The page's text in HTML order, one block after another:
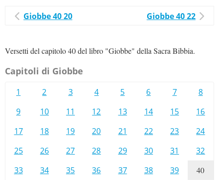
Giobbe 40 20 Giobbe 40 22
Versetti del capitolo 40 del libro "Giobbe" della Sacra Bibbia.
Capitoli di Giobbe
1 2 3 4 5 6 7
8
9
10 11 12 13 14 15
16
17
18 19 20 21 22 23
24
25
26 27 28 29 30 31
32
33
34 35 36 37 38 39 40